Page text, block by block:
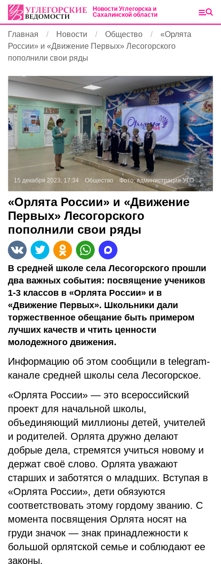
Новости Углегорска и
Сахалинской области
Главная Новости Общество
«Орлята
России» и «Движение Первых» Лесогорского
пополнили свои ряды
15 декабря 2023, 17:34 Общество Фото:администрация УГО
«Орлята России» и «Движение
Первых» Лесогорского
пополнили свои ряды
В средней школе села Лесогорского прошли
два важных события: посвящение учеников
1-3 классов в «Орлята России» и в
«Движение Первых». Школьники дали
торжественное обещание быть примером
лучших качеств и чтить ценности
молодежного движения.
Информацию об этом сообщили в telegram-
канале средней школы села Лесогорское.
«Орлята России» — это всероссийский
проект для начальной школы,
объединяющий миллионы детей, учителей
и родителей. Орлята дружно делают
добрые дела, стремятся учиться новому и
держат своё слово. Орлята уважают
старших и заботятся о младших. Вступая в
«Орлята России», дети обязуются
соответствовать этому гордому званию. С
момента посвящения Орлята носят на
груди значок — знак принадлежности к
большой орлятской семье и соблюдают ее
законы.